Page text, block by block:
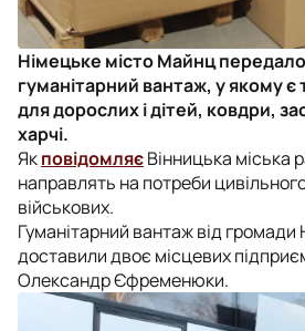
Німецьке місто Майнц передало
гуманітарний вантаж, у якому є
для дорослих і дітей, ковдри,
харчі.
ЯкповідомляєВінницька міська
направлять на потреби
військових.
Гуманітарний вантаж від
доставили двоє місцевих
Олександр Єфременюки.